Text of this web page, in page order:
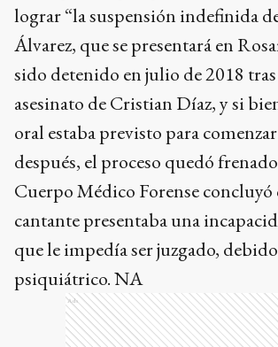
lograr “la suspensión indefinida
Álvarez, que se presentará en
sido detenido en julio de 2018
asesinato de Cristian Díaz, y si
oral estaba previsto para
después, el proceso quedó
Cuerpo Médico Forense concluyó
cantante presentaba una
que le impedía ser juzgado,
psiquiátrico. NA
Ads